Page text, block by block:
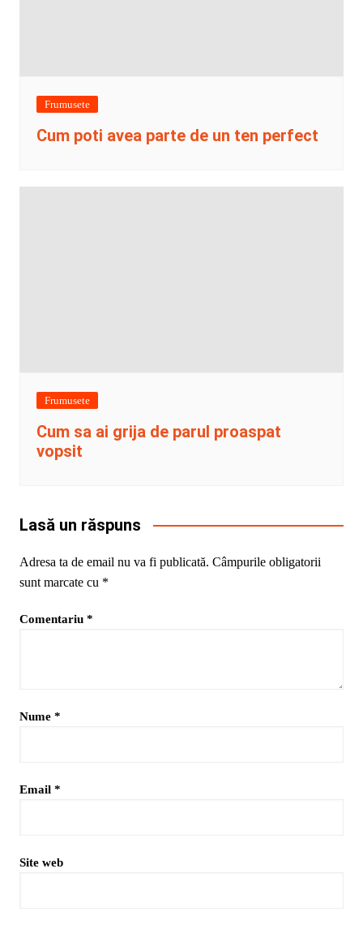
Frumusete
Cum poti avea parte de un ten perfect
Frumusete
Cum sa ai grija de parul proaspat
vopsit
Lasă un răspuns
Adresa ta de email nu va fi publicată. Câmpurile obligatorii
sunt marcate cu *
Comentariu *
Nume *
Email *
Site web